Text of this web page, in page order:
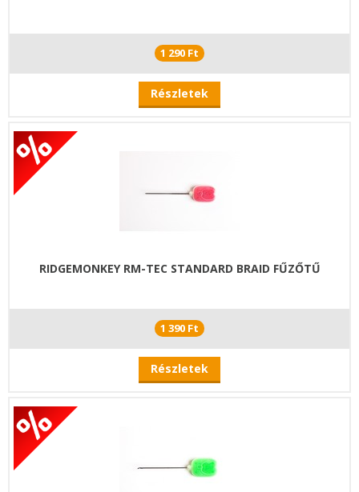
1 290 Ft
Részletek
RIDGEMONKEY RM-TEC STANDARD BRAID FŰZŐTŰ
1 390 Ft
Részletek